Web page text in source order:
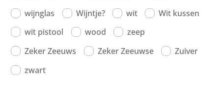
wijnglas
Wijntje? wit
Wit kussen
wit pistool
wood
zeep
Zeker Zeeuws
Zeker Zeeuwse
Zuiver
zwart